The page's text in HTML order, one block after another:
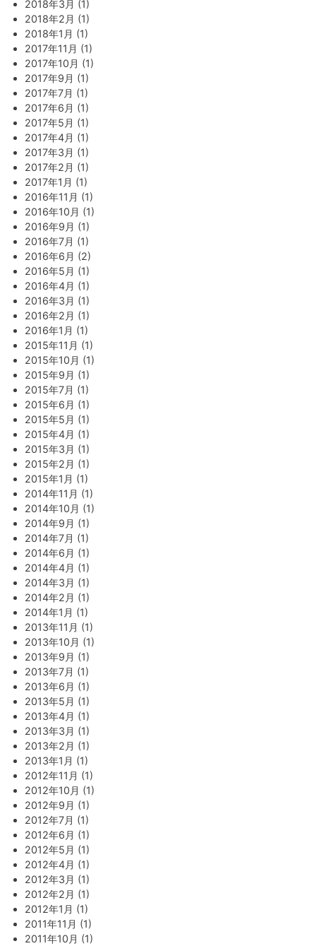
2018年3月 (1)
2018年2月 (1)
2018年1月 (1)
2017年11月 (1)
2017年10月 (1)
2017年9月 (1)
2017年7月 (1)
2017年6月 (1)
2017年5月 (1)
2017年4月 (1)
2017年3月 (1)
2017年2月 (1)
2017年1月 (1)
2016年11月 (1)
2016年10月 (1)
2016年9月 (1)
2016年7月 (1)
2016年6月 (2)
2016年5月 (1)
2016年4月 (1)
2016年3月 (1)
2016年2月 (1)
2016年1月 (1)
2015年11月 (1)
2015年10月 (1)
2015年9月 (1)
2015年7月 (1)
2015年6月 (1)
2015年5月 (1)
2015年4月 (1)
2015年3月 (1)
2015年2月 (1)
2015年1月 (1)
2014年11月 (1)
2014年10月 (1)
2014年9月 (1)
2014年7月 (1)
2014年6月 (1)
2014年4月 (1)
2014年3月 (1)
2014年2月 (1)
2014年1月 (1)
2013年11月 (1)
2013年10月 (1)
2013年9月 (1)
2013年7月 (1)
2013年6月 (1)
2013年5月 (1)
2013年4月 (1)
2013年3月 (1)
2013年2月 (1)
2013年1月 (1)
2012年11月 (1)
2012年10月 (1)
2012年9月 (1)
2012年7月 (1)
2012年6月 (1)
2012年5月 (1)
2012年4月 (1)
2012年3月 (1)
2012年2月 (1)
2012年1月 (1)
2011年11月 (1)
2011年10月 (1)